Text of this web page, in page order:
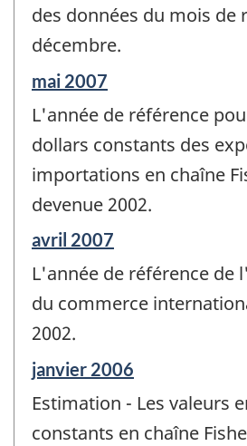
des données du mois de
décembre.
Période
référence
de
-
mai 2007
L'année de référence
dollars constants des
importations en chaîne
devenue 2002.
Période
référence
de
-
avril 2007
L'année de référence de
du commerce
2002.
Période
référence
de
janvier 2006
Estimation - Les valeurs
constants en chaîne